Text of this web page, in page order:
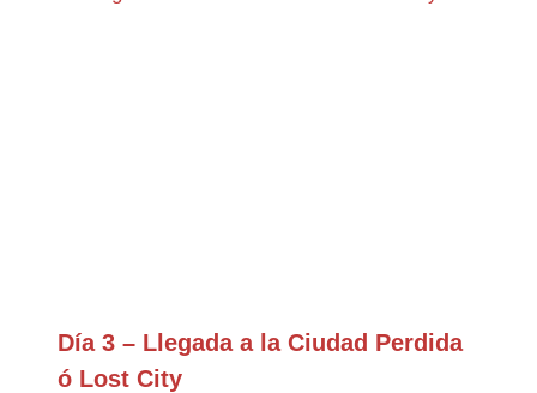
Día 3 – Llegada a la Ciudad Perdida
ó Lost City